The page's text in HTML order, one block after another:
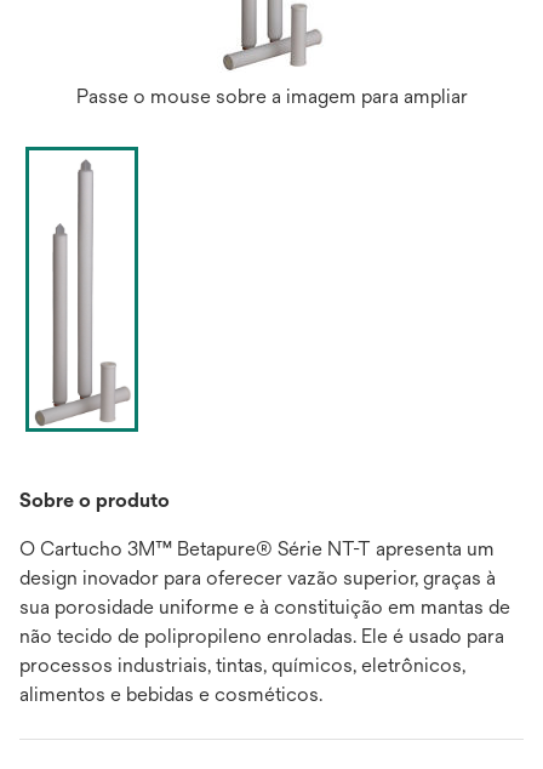
Passe o mouse sobre a imagem para ampliar
Sobre o produto
O Cartucho 3M™ Betapure® Série NT-T apresenta um
design inovador para oferecer vazão superior, graças à
sua porosidade uniforme e à constituição em mantas de
não tecido de polipropileno enroladas. Ele é usado para
processos industriais, tintas, químicos, eletrônicos,
alimentos e bebidas e cosméticos.